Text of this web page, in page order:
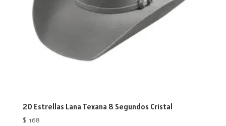
20 Estrellas Lana Texana 8 Segundos Cristal
$ 168